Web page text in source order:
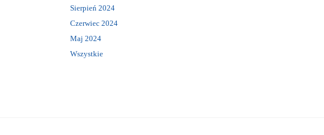
Sierpień 2024
Czerwiec 2024
Maj 2024
Wszystkie